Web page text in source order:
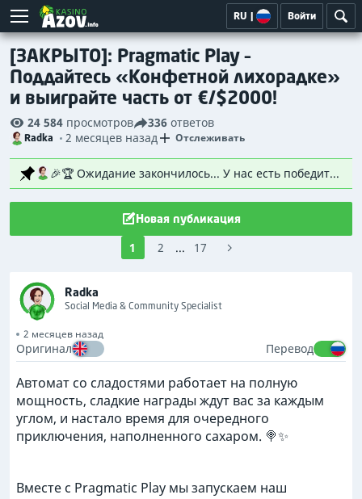
RU | Войти
[ЗАКРЫТО]: Pragmatic Play –
Поддайтесь «Конфетной лихорадке»
и выиграйте часть от €/$2000!
24 584 просмотров 336 ответов
Radka 2 месяцев назад Отслеживать
🎉🏆 Ожидание закончилось... У нас есть победители! 🏆🎉 Огромное спасибо всем, кто принял участие, выполнил задания и получил свои билеты. Отклик был фантастическим, и мы очень рады видеть столько знакомых (и новых!) лиц, участвующих в мероприятии. 😁🙌 После жеребьевки с учетом весовых коэффициентов были официально выбраны 20 счастливчиков ! 👇 Вот они! 👇 Если вы увидите своё имя пользователя в списке, следите за своей электронной почтой. Я скоро свяжусь с вами и предоставлю всё необходимое для получения приза. 😉 Не получилось в этот раз? Не волнуйтесь! Каждое соревнование — это новый старт, и ваш следующий счастливый момент может быть совсем рядом. 🍀 Спасибо всем за то, что сделали наш форум таким замечательным местом. С нетерпением ждём встречи с вами в следующем розыгрыше! 🚀 Напоминание: Розыгрыш проводился с использованием нашего метода взвешенной случайной выборки. Участники, заработавшие больше билетов, имели пропорционально более высокие шансы быть выбранными, и после того, как участник был выбран, все его оставшиеся билеты удалялись из общего пула, гарантируя, что каждый победитель мог выиграть только один раз. Всем удачи в следующий раз! 🍀🎉
1 2 ... 17
Новая публикация
Radka
Social Media & Community Specialist
2 месяцев назад
Оригинал Перевод
Автомат со сладостями работает на полную
мощность, сладкие награды ждут вас за каждым
углом, и настало время для очередного
приключения, наполненного сахаром. 🍭✨
Вместе с Pragmatic Play мы запускаем наш